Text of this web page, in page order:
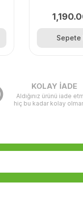
Sepete
KOLAY İADE
Aldığınız ürünü iade
hiç bu kadar kolay